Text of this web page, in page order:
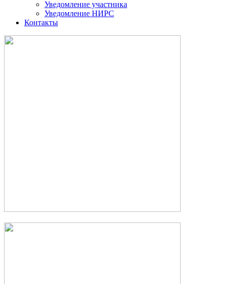
Уведомление участника
Уведомление НИРС
Контакты